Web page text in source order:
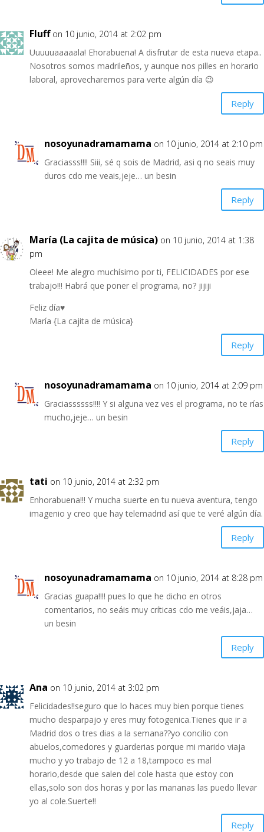
Fluff on 10 junio, 2014 at 2:02 pm
Uuuuuaaaaala! Ehorabuena! A disfrutar de esta nueva etapa..
Nosotros somos madrileños, y aunque nos pilles en horario
laboral, aprovecharemos para verte algún día 😉
Reply
nosoyunadramamama on 10 junio, 2014 at 2:10 pm
Graciasss!!!! Siii, sé q sois de Madrid, asi q no seais muy
duros cdo me veais,jeje… un besin
Reply
María (La cajita de música) on 10 junio, 2014 at 1:38
pm
Oleee! Me alegro muchísimo por ti, FELICIDADES por ese
trabajo!!! Habrá que poner el programa, no? jijiji
Feliz día♥
María {La cajita de música}
Reply
nosoyunadramamama on 10 junio, 2014 at 2:09 pm
Graciassssss!!!! Y si alguna vez ves el programa, no te rías
mucho,jeje… un besin
Reply
tati on 10 junio, 2014 at 2:32 pm
Enhorabuena!!! Y mucha suerte en tu nueva aventura, tengo
imagenio y creo que hay telemadrid así que te veré algún día.
Reply
nosoyunadramamama on 10 junio, 2014 at 8:28 pm
Gracias guapa!!!! pues lo que he dicho en otros
comentarios, no seáis muy críticas cdo me veáis,jaja…
un besin
Reply
Ana on 10 junio, 2014 at 3:02 pm
Felicidades!!seguro que lo haces muy bien porque tienes
mucho desparpajo y eres muy fotogenica.Tienes que ir a
Madrid dos o tres dias a la semana??yo concilio con
abuelos,comedores y guarderias porque mi marido viaja
mucho y yo trabajo de 12 a 18,tampoco es mal
horario,desde que salen del cole hasta que estoy con
ellas,solo son dos horas y por las mananas las puedo llevar
yo al cole.Suerte!!
Reply